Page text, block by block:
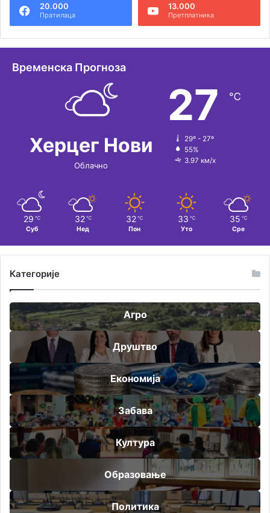
20.000
Пратилаца
13.000
Претплатника
Временска Прогноза
Херцег Нови
Облачно
27 ℃
29º - 27º
55%
3.97 км/х
29 ℃
Суб
32 ℃
Нед
32 ℃
Пон
33 ℃
Уто
35 ℃
Сре
Категорије
Агро
Друштво
Економија
Забава
Култура
Образовање
Политика